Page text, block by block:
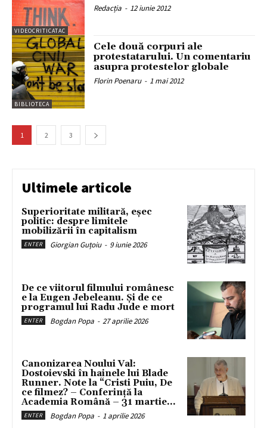
VIDEOCRITICATAC
Redacția - 12 iunie 2012
BIBLIOTECA
Cele două corpuri ale
protestatarului. Un comentariu
asupra protestelor globale
Florin Poenaru - 1 mai 2012
1 2 3
Ultimele articole
Superioritate militară, eșec
politic: despre limitele
mobilizării în capitalism
ENTER Giorgian Guțoiu - 9 iunie 2026
De ce viitorul filmului românesc
e la Eugen Jebeleanu. Și de ce
programul lui Radu Jude e mort
ENTER Bogdan Popa - 27 aprilie 2026
Canonizarea Noului Val:
Dostoievski în hainele lui Blade
Runner. Note la “Cristi Puiu, De
ce filmez? – Conferință la
Academia Română – 31 martie...
ENTER Bogdan Popa - 1 aprilie 2026